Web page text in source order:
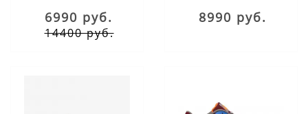
6990 руб.
14400 руб.
8990 руб.